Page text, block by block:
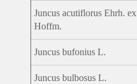
Juncus acutiflorus Ehrh. ex
Hoffm.
Juncus bufonius L.
Juncus bulbosus L.